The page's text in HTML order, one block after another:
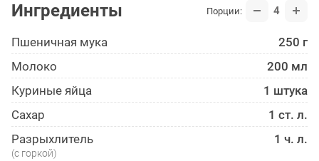
Ингредиенты Порции: 4
Пшеничная мука
250 г
Молоко
200 мл
Куриные яйца
1 штука
Сахар
1 ст. л.
Разрыхлитель
1 ч. л.
(с горкой)